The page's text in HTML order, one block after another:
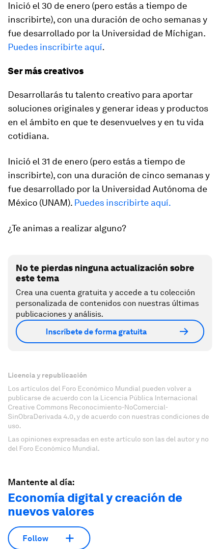
Inició el 30 de enero (pero estás a tiempo de
inscribirte), con una duración de ocho semanas y
fue desarrollado por la Universidad de Míchigan.
Puedes inscribirte aquí.
Ser más creativos
Desarrollarás tu talento creativo para aportar
soluciones originales y generar ideas y productos
en el ámbito en que te desenvuelves y en tu vida
cotidiana.
Inició el 31 de enero (pero estás a tiempo de
inscribirte), con una duración de cinco semanas y
fue desarrollado por la Universidad Autónoma de
México (UNAM). Puedes inscribirte aquí.
¿Te animas a realizar alguno?
No te pierdas ninguna actualización sobre
este tema
Crea una cuenta gratuita y accede a tu colección
personalizada de contenidos con nuestras últimas
publicaciones y análisis.
Inscríbete de forma gratuita
Licencia y republicación
Los artículos del Foro Económico Mundial pueden volver a
publicarse de acuerdo con la Licencia Pública Internacional
Creative Commons Reconocimiento-NoComercial-
SinObraDerivada 4.0, y de acuerdo con nuestras condiciones de
uso.
Las opiniones expresadas en este artículo son las del autor y no
del Foro Económico Mundial.
Mantente al día:
Economía digital y creación de
nuevos valores
Follow